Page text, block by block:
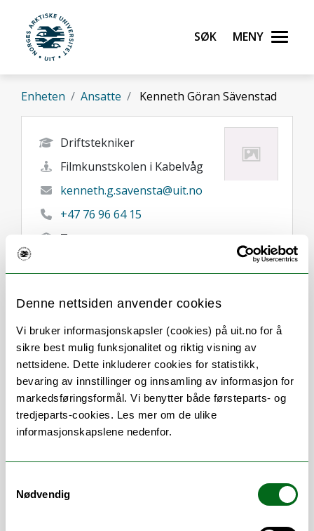
Denne nettsiden anvender cookies
Vi bruker informasjonskapsler (cookies) på uit.no for å
sikre best mulig funksjonalitet og riktig visning av
nettsidene. Dette inkluderer cookies for statistikk,
bevaring av innstillinger og innsamling av informasjon for
markedsføringsformål. Vi benytter både førsteparts- og
tredjeparts-cookies. Les mer om de ulike
informasjonskapslene nedenfor.
Nødvendig
Gå til hovedinnhold
UiT Norges arktiske universitet
Søk Meny
Enheten Ansatte Kenneth Göran Sävenstad
Driftstekniker
Filmkunstskolen i Kabelvåg
kenneth.g.savensta@uit.no
+47 76 96 64 15
Tromso
Om Forskning og undervisning
Arbeidsområder
/Uteområde